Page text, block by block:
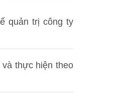
quản trị công ty
thực hiện theo